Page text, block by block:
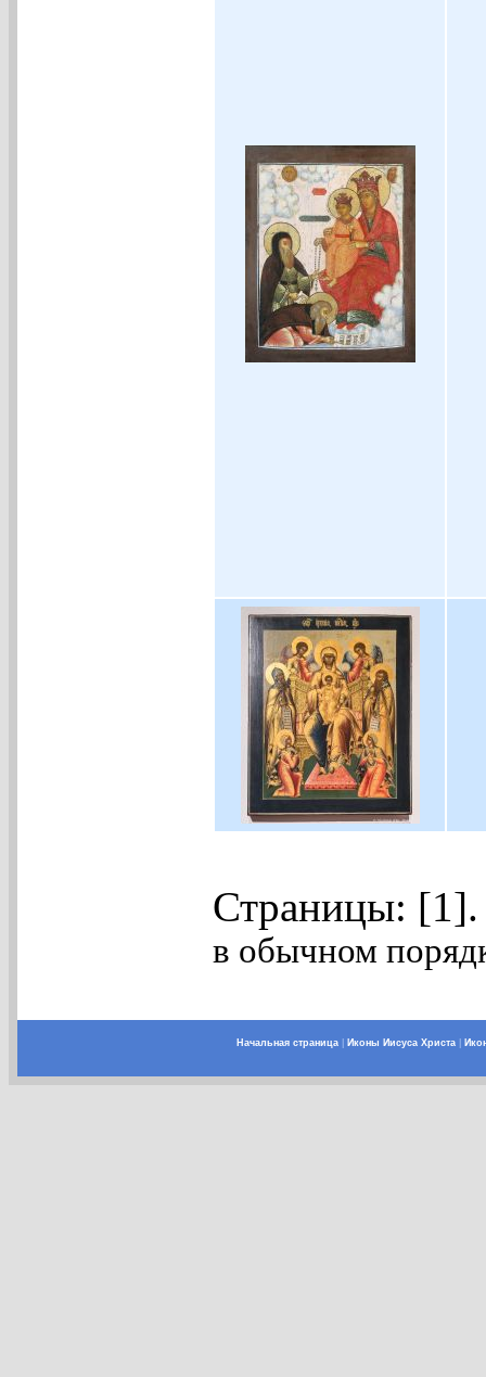
Страницы:
в обычном
Начальная страница| Иконы Иисуса Христа|